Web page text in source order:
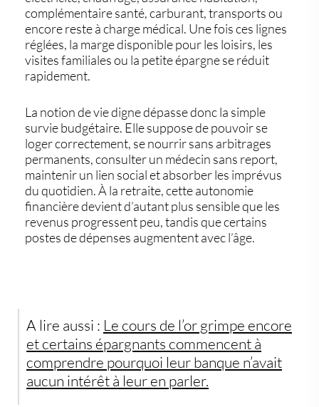
complémentaire santé, carburant, transports ou
encore reste à charge médical. Une fois ces lignes
réglées, la marge disponible pour les loisirs, les
visites familiales ou la petite épargne se réduit
rapidement.
La notion de vie digne dépasse donc la simple
survie budgétaire. Elle suppose de pouvoir se
loger correctement, se nourrir sans arbitrages
permanents, consulter un médecin sans report,
maintenir un lien social et absorber les imprévus
du quotidien. À la retraite, cette autonomie
financière devient d’autant plus sensible que les
revenus progressent peu, tandis que certains
postes de dépenses augmentent avec l’âge.
A lire aussi : Le cours de l’or grimpe encore
et certains épargnants commencent à
comprendre pourquoi leur banque n’avait
aucun intérêt à leur en parler.